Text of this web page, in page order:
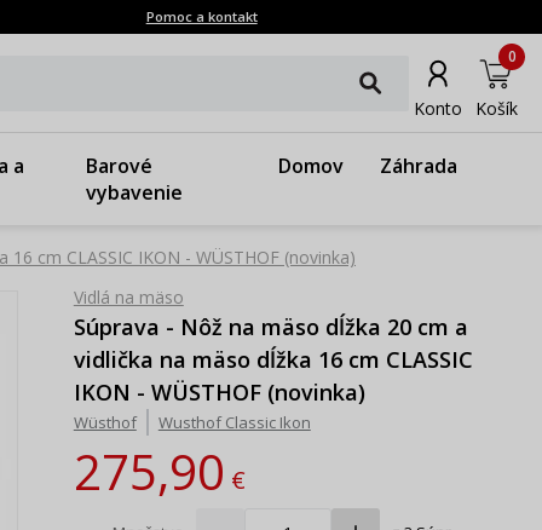
Pomoc a kontakt
Konto Košík
0
a
Barové
vybavenie
Domov Záhrada
cm CLASSIC IKON - WÜSTHOF (novinka)
Vidlá na mäso
Súprava - Nôž na mäso dĺžka 20 cm a
vidlička na mäso dĺžka 16 cm CLASSIC
IKON - WÜSTHOF (novinka)
Wüsthof Wusthof Classic Ikon
275,90€